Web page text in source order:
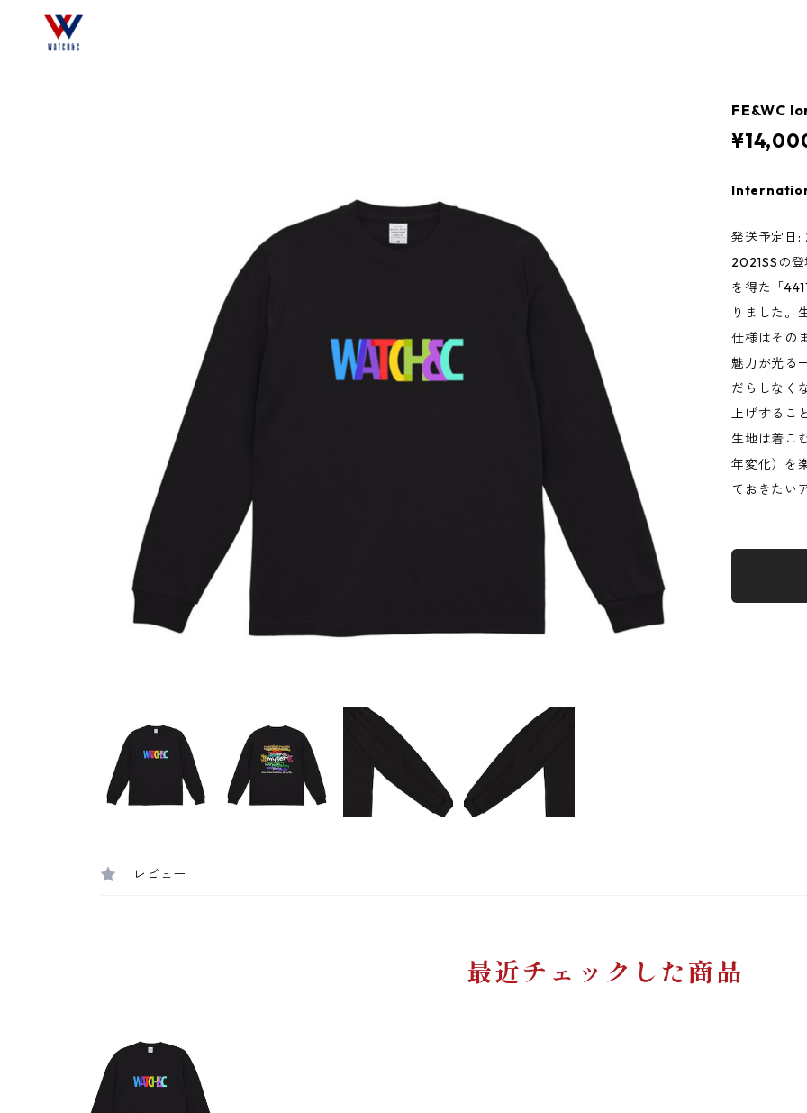
FE&WC
発送予定
2021SSの
を得た「
りました。
仕様はその
魅力が光る
だらしなく
上げするこ
生地は着こ
年変化）を
ておきたい
レビュー
最近チェックした商品